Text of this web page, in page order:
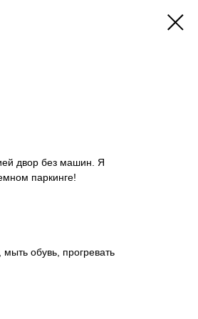
двор без машин. Я
паркинге!
обувь, прогревать